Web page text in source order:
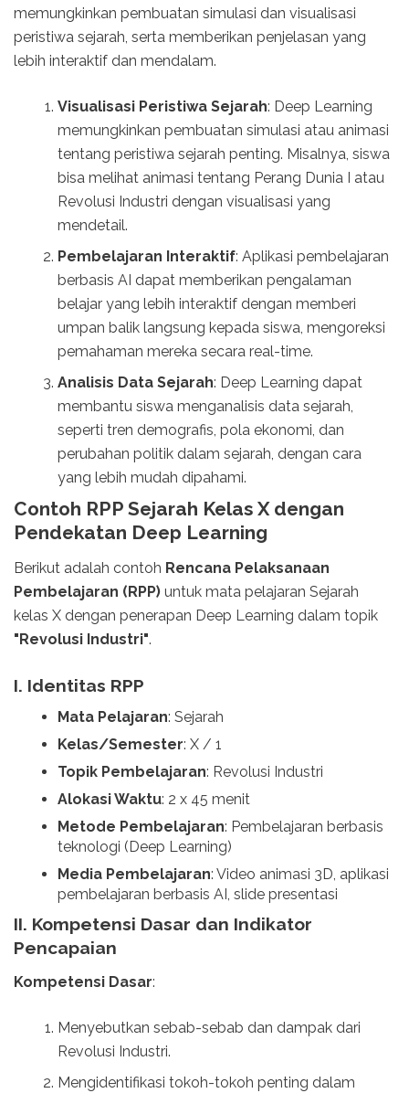
memungkinkan pembuatan simulasi dan visualisasi
peristiwa sejarah, serta memberikan penjelasan yang
lebih interaktif dan mendalam.
Visualisasi Peristiwa Sejarah: Deep Learning
memungkinkan pembuatan simulasi atau animasi
tentang peristiwa sejarah penting. Misalnya, siswa
bisa melihat animasi tentang Perang Dunia I atau
Revolusi Industri dengan visualisasi yang
mendetail.
Pembelajaran Interaktif: Aplikasi pembelajaran
berbasis AI dapat memberikan pengalaman
belajar yang lebih interaktif dengan memberi
umpan balik langsung kepada siswa, mengoreksi
pemahaman mereka secara real-time.
Analisis Data Sejarah: Deep Learning dapat
membantu siswa menganalisis data sejarah,
seperti tren demografis, pola ekonomi, dan
perubahan politik dalam sejarah, dengan cara
yang lebih mudah dipahami.
Contoh RPP Sejarah Kelas X dengan
Pendekatan Deep Learning
Berikut adalah contoh Rencana Pelaksanaan
Pembelajaran (RPP) untuk mata pelajaran Sejarah
kelas X dengan penerapan Deep Learning dalam topik
"Revolusi Industri".
I. Identitas RPP
Mata Pelajaran: Sejarah
Kelas/Semester: X / 1
Topik Pembelajaran: Revolusi Industri
Alokasi Waktu: 2 x 45 menit
Metode Pembelajaran: Pembelajaran berbasis
teknologi (Deep Learning)
Media Pembelajaran: Video animasi 3D, aplikasi
pembelajaran berbasis AI, slide presentasi
II. Kompetensi Dasar dan Indikator
Pencapaian
Kompetensi Dasar:
Menyebutkan sebab-sebab dan dampak dari
Revolusi Industri.
Mengidentifikasi tokoh-tokoh penting dalam